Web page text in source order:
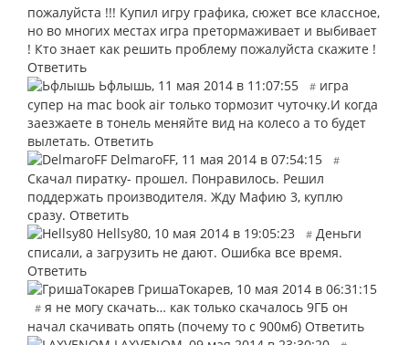
пожалуйста !!! Купил игру графика, сюжет все классное,
но во многих местах игра претормаживает и выбивает
! Кто знает как решить проблему пожалуйста скажите !
Ответить
Ьфлышь, 11 мая 2014 в 11:07:55 # игра
супер на mac book air только тормозит чуточку.И когда
заезжаете в тонель меняйте вид на колесо а то будет
вылетать. Ответить
DelmaroFF, 11 мая 2014 в 07:54:15 #
Скачал пиратку- прошел. Понравилось. Решил
поддержать производителя. Жду Мафию 3, куплю
сразу. Ответить
Hellsy80, 10 мая 2014 в 19:05:23 # Деньги
списали, а загрузить не дают. Ошибка все время.
Ответить
ГришаТокарев, 10 мая 2014 в 06:31:15
# я не могу скачать… как только скачалось 9ГБ он
начал скачивать опять (почему то с 900мб) Ответить